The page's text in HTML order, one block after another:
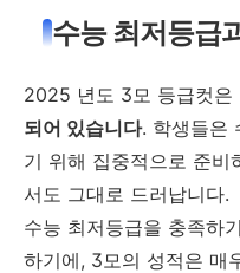
수능 최저등급
2025 년도 3모 등급컷은
되어 있습니다. 학생들은
기 위해 집중적으로 준비
서도 그대로 드러납니다.
수능 최저등급을 충족하
하기에, 3모의 성적은 매